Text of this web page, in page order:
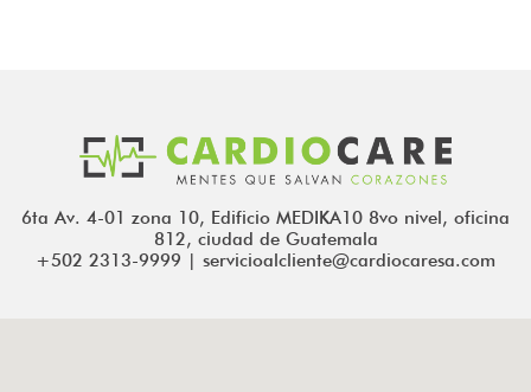
6ta Av. 4-01 zona 10, Edificio MEDIKA10 8vo nivel, oficina
812, ciudad de Guatemala
+502 2313-9999 | servicioalcliente@cardiocaresa.com